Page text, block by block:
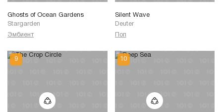
Ghosts of Ocean Gardens
Stargarden
Эмбиент
Silent Wave
Deuter
Поп